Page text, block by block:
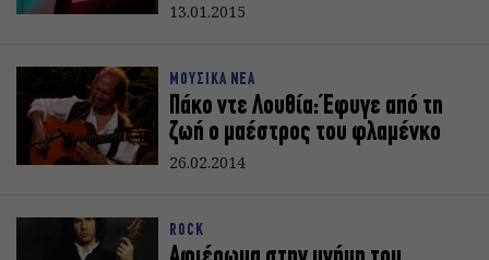
13.01.2015
ΜΟΥΣΙΚΑ ΝΕΑ
Πάκο ντε Λουθία: Έφυγε από τη
ζωή ο μαέστρος του φλαμένκο
26.02.2014
ROCK